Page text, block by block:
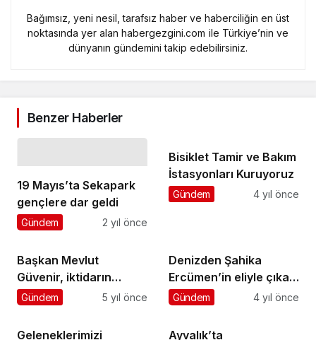
Bağımsız, yeni nesil, tarafsız haber ve haberciliğin en üst
noktasında yer alan habergezgini.com ile Türkiye’nin ve
dünyanın gündemini takip edebilirsiniz.
Benzer Haberler
19 Mayıs’ta Sekapark
gençlere dar geldi
Gündem 2 yıl önce
Bisiklet Tamir ve Bakım
İstasyonları Kuruyoruz
Gündem 4 yıl önce
Başkan Mevlut
Güvenir, iktidarın
izlediği politikalar
Gündem 5 yıl önce
Denizden Şahika
Ercümen’in eliyle çıkan
atıklar, Seçkin Pirim
heykeline dönüşüyor
Gündem 4 yıl önce
Geleneklerimizi
Ayvalık’ta